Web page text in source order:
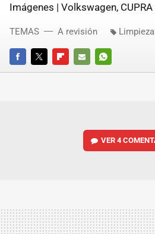
Imágenes | Volkswagen, CUPRA
FACEBOOKTWITTERFLIPBOARD
E-
WHATSAPP
TEMAS A revisión
VER4